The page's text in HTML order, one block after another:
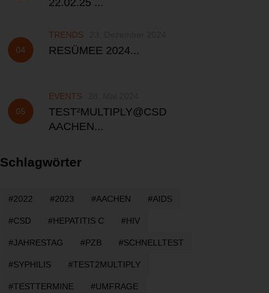
TRENDS
RESÜMEE 2024...
EVENTS
TEST²MULTIPLY@CSD
AACHEN...
Schlagwörter
2022 2023 AACHEN AIDS
CSD HEPATITIS C HIV
JAHRESTAG PZB SCHNELLTEST
SYPHILIS TEST2MULTIPLY
TESTTERMINE UMFRAGE